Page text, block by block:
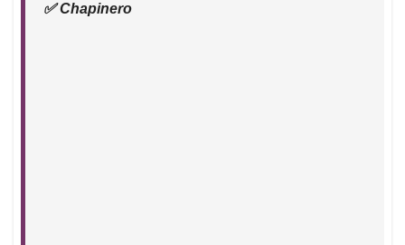
✅ Chapinero